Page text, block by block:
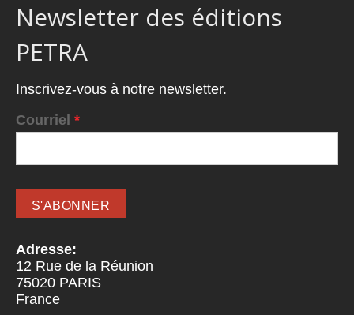
Newsletter des éditions
PETRA
Inscrivez-vous à notre newsletter.
Courriel *
Adresse:
12 Rue de la Réunion
75020 PARIS
France